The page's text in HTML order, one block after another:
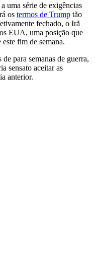
uma série de exigências
os termos de Trump tão
fechado, o Irã
EUA, uma posição que
fim de semana.
para semanas de guerra,
sensato aceitar as
anterior.